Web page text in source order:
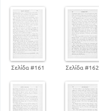
Σελίδα #161 Σελίδα #162